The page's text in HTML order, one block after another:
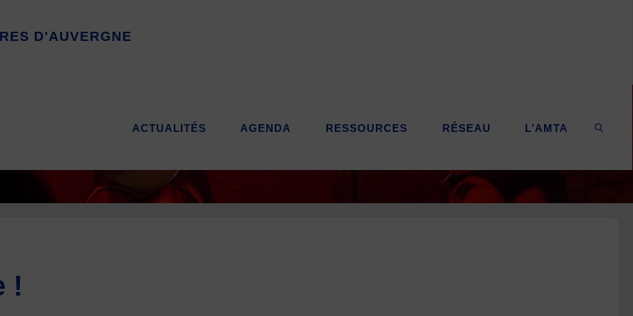
RES D'AUVERGNE
ACTUALITÉS AGENDA RESSOURCES RÉSEAU L’AMTA
!